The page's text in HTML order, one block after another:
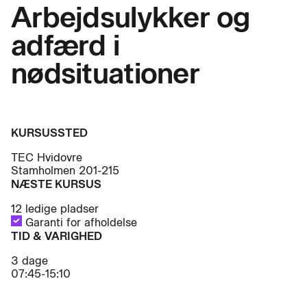
Arbejdsulykker og
adfærd i
nødsituationer
KURSUSSTED
TEC Hvidovre
Stamholmen 201-215
NÆSTE KURSUS
12 ledige pladser
Garanti for afholdelse
TID & VARIGHED
3 dage
07:45-15:10